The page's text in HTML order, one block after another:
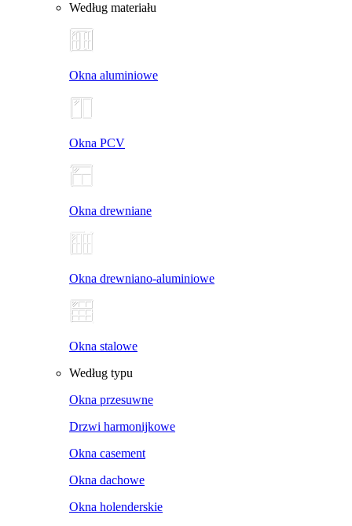
Według materiału
Okna aluminiowe
Okna PCV
Okna drewniane
Okna drewniano-aluminiowe
Okna stalowe
Według typu
Okna przesuwne
Drzwi harmonijkowe
Okna casement
Okna dachowe
Okna holenderskie